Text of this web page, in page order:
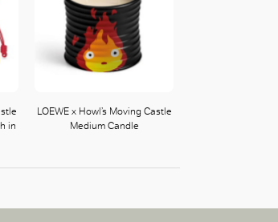
in
LOEWE x Howl’s Moving Castle
Medium Candle